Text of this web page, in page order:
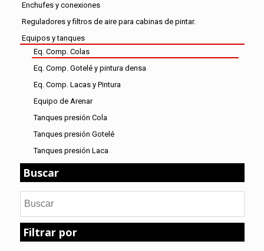
Enchufes y conexiones
Reguladores y filtros de aire para cabinas de pintar.
Equipos y tanques
Eq. Comp. Colas
Eq. Comp. Gotelé y pintura densa
Eq. Comp. Lacas y Pintura
Equipo de Arenar
Tanques presión Cola
Tanques presión Gotelé
Tanques presión Laca
Buscar
Filtrar por